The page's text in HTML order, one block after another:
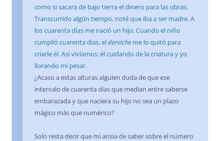
como si sacara de bajo tierra el dinero para las obras.
Transcurrido algún tiempo, noté que iba a ser madre. A
los cuarenta días me nació un hijo. Cuando el niño
cumplió cuarenta días, elderviche me lo quitó para
criarle él. Así vivíamos: él cuidando de la criatura y yo
llorando mi pesar.
¿Acaso a estas alturas alguien duda de que ese
intervalo de cuarenta días que median entre saberse
embarazada y que naciera su hijo no sea un plazo
mágico más que numérico?
Solo resta decir que mi ansia de saber sobre el número